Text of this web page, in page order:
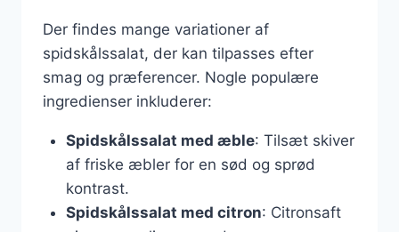
Der findes mange variationer af
spidskålssalat, der kan tilpasses efter
smag og præferencer. Nogle populære
ingredienser inkluderer:
Spidskålssalat med æble: Tilsæt skiver
af friske æbler for en sød og sprød
kontrast.
Spidskålssalat med citron: Citronsaft